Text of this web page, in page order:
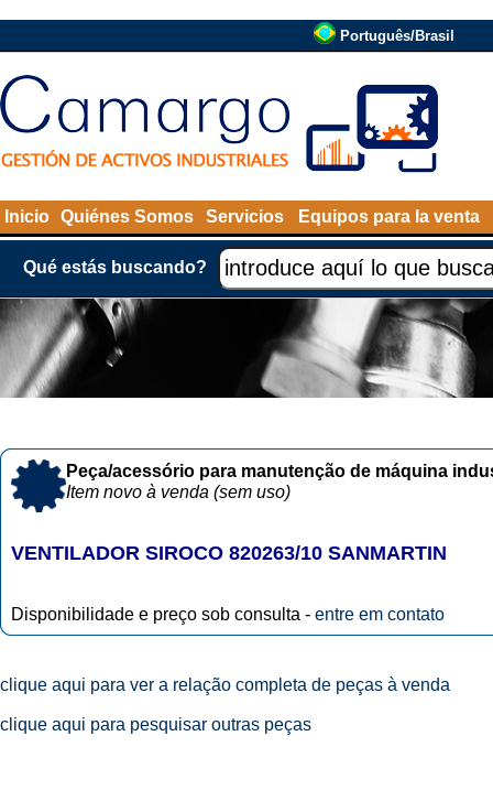
Português/Brasil
Inicio Quiénes Somos Servicios Equipos para la venta
Qué estás buscando?
Peça/acessório para manutenção de máquina
Item novo à venda (sem uso)
VENTILADOR SIROCO 820263/10 SANMARTIN
Disponibilidade e preço sob consulta - entre em contato
clique aqui para ver a relação completa de peças à venda
clique aqui para pesquisar outras peças